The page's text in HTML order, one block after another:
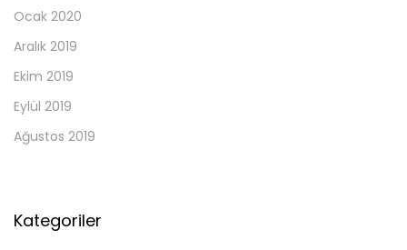
Ocak 2020
Aralık 2019
Ekim 2019
Eylül 2019
Ağustos 2019
Kategoriler